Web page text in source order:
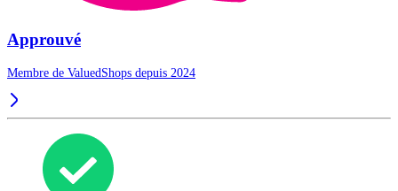
Approuvé
Membre de ValuedShops depuis 2024